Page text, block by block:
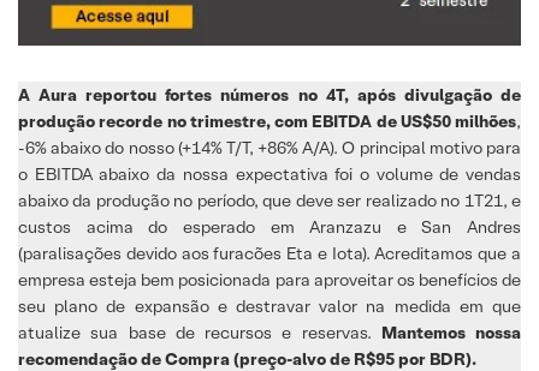
A Aura reportou fortes números no 4T, após divulgação de
produção recorde no trimestre, com EBITDA de US$50 milhões,
-6% abaixo do nosso (+14% T/T, +86% A/A). O principal motivo para
o EBITDA abaixo da nossa expectativa foi o volume de vendas
abaixo da produção no período, que deve ser realizado no 1T21, e
custos acima do esperado em Aranzazu e San Andres
(paralisações devido aos furacões Eta e Iota). Acreditamos que a
empresa esteja bem posicionada para aproveitar os benefícios de
seu plano de expansão e destravar valor na medida em que
atualize sua base de recursos e reservas. Mantemos nossa
recomendação de Compra (preço-alvo de R$95 por BDR).